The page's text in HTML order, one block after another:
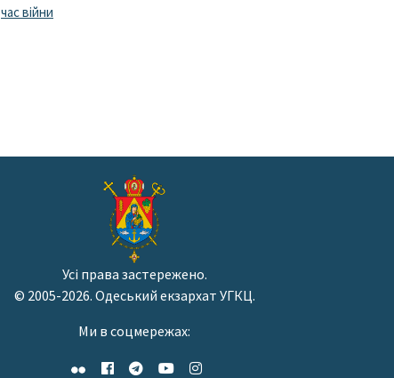
час війни
Усі права застережено.
© 2005-2026. Одеський екзархат УГКЦ.
Ми в соцмережах: